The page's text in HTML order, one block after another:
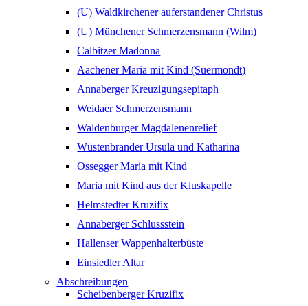
(U) Waldkirchener auferstandener Christus
(U) Münchener Schmerzensmann (Wilm)
Calbitzer Madonna
Aachener Maria mit Kind (Suermondt)
Annaberger Kreuzigungsepitaph
Weidaer Schmerzensmann
Waldenburger Magdalenenrelief
Wüstenbrander Ursula und Katharina
Ossegger Maria mit Kind
Maria mit Kind aus der Kluskapelle
Helmstedter Kruzifix
Annaberger Schlussstein
Hallenser Wappenhalterbüste
Einsiedler Altar
Abschreibungen
Scheibenberger Kruzifix